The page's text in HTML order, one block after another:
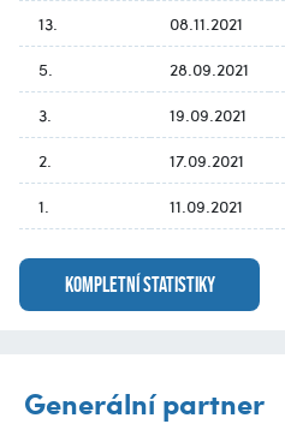
13.
08.11.2021
5.
28.09.2021
3.
19.09.2021
2.
17.09.2021
1.
11.09.2021
KOMPLETNÍ STATISTIKY
Generální partner